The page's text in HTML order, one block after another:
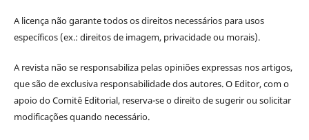
A licença não garante todos os direitos necessários para usos
específicos (ex.: direitos de imagem, privacidade ou morais).
A revista não se responsabiliza pelas opiniões expressas nos artigos,
que são de exclusiva responsabilidade dos autores. O Editor, com o
apoio do Comitê Editorial, reserva-se o direito de sugerir ou solicitar
modificações quando necessário.